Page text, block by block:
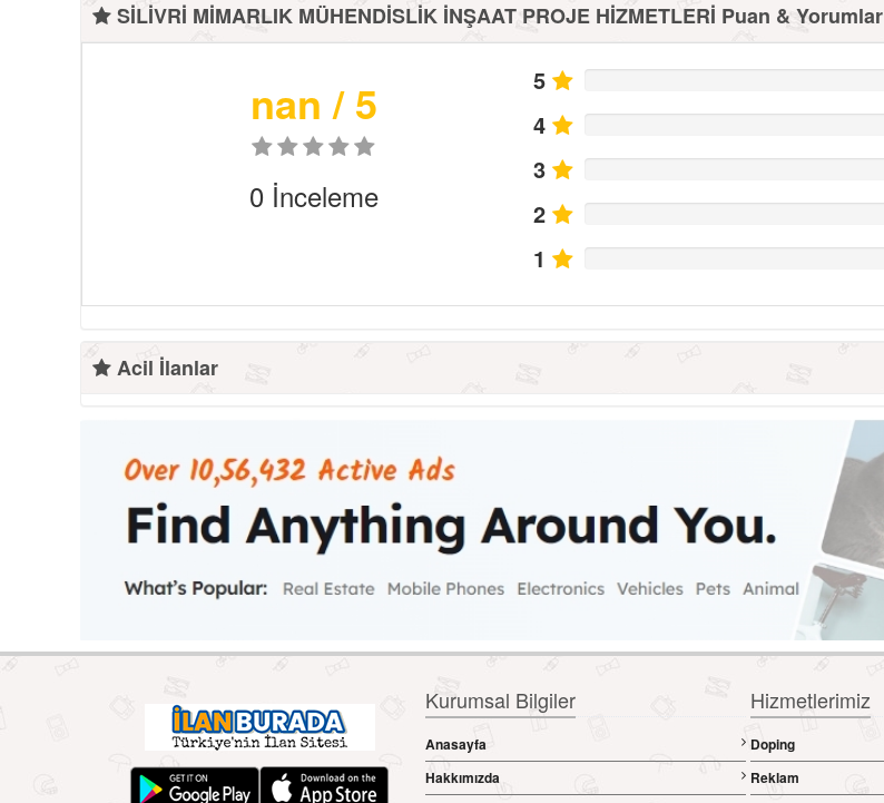
SİLİVRİ MİMARLIK MÜHENDİSLİK İNŞAAT PROJE HİZMETLERİ Puan & Yorumlar
nan / 5
0İnceleme
5
4
3
2
1
Acil İlanlar
Kurumsal Bilgiler
Anasayfa
Hakkımızda
Hizmetlerimiz
Doping
Reklam